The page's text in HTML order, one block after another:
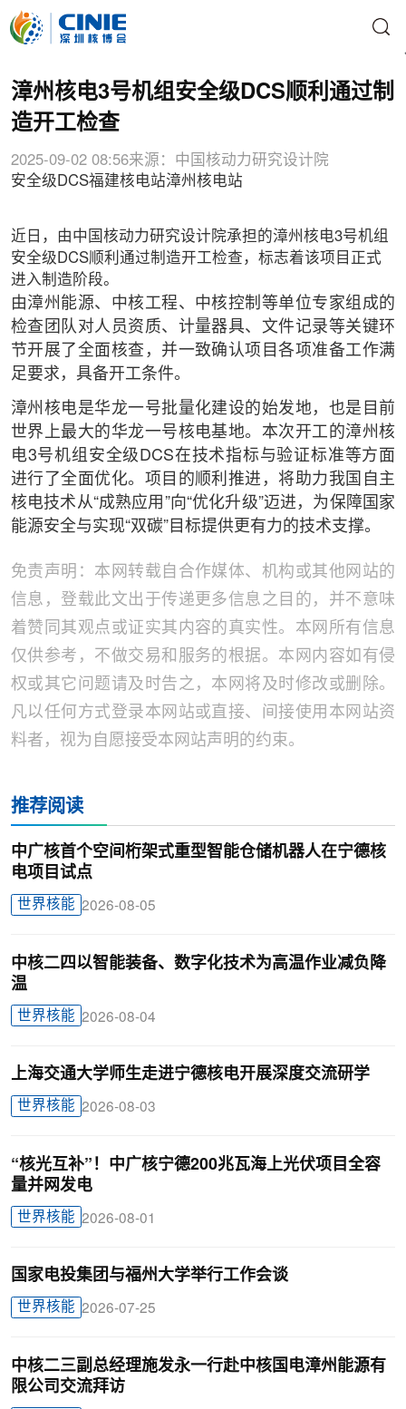
漳州核电3号机组安全级DCS顺利通过制
造开工检查
2025-09-02 08:56来源：中国核动力研究设计院
安全级DCS福建核电站漳州核电站
近日，由中国核动力研究设计院承担的漳州核电3号机组
安全级DCS顺利通过制造开工检查，标志着该项目正式
进入制造阶段。
由漳州能源、中核工程、中核控制等单位专家组成的
检查团队对人员资质、计量器具、文件记录等关键环
节开展了全面核查，并一致确认项目各项准备工作满
足要求，具备开工条件。
漳州核电是华龙一号批量化建设的始发地，也是目前
世界上最大的华龙一号核电基地。本次开工的漳州核
电3号机组安全级DCS在技术指标与验证标准等方面
进行了全面优化。项目的顺利推进，将助力我国自主
核电技术从“成熟应用”向“优化升级”迈进，为保障国家
能源安全与实现“双碳”目标提供更有力的技术支撑。
免责声明：本网转载自合作媒体、机构或其他网站的
信息，登载此文出于传递更多信息之目的，并不意味
着赞同其观点或证实其内容的真实性。本网所有信息
仅供参考，不做交易和服务的根据。本网内容如有侵
权或其它问题请及时告之，本网将及时修改或删除。
凡以任何方式登录本网站或直接、间接使用本网站资
料者，视为自愿接受本网站声明的约束。
推荐阅读
中广核首个空间桁架式重型智能仓储机器人在宁德核
电项目试点
世界核能 2026-08-05
中核二四以智能装备、数字化技术为高温作业减负降
温
世界核能 2026-08-04
上海交通大学师生走进宁德核电开展深度交流研学
世界核能 2026-08-03
“核光互补”！中广核宁德200兆瓦海上光伏项目全容
量并网发电
世界核能 2026-08-01
国家电投集团与福州大学举行工作会谈
世界核能 2026-07-25
中核二三副总经理施发永一行赴中核国电漳州能源有
限公司交流拜访